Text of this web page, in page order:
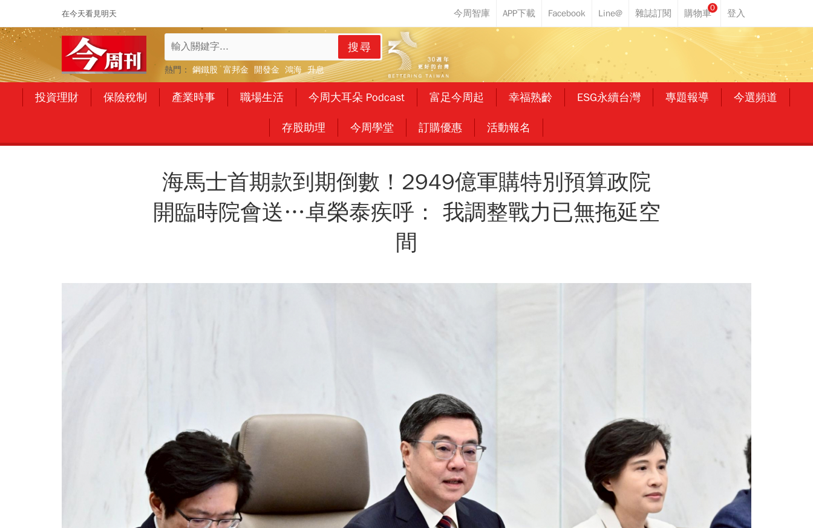
在今天看見明天
0
搜尋
熱門： 鋼鐵股 富邦金 開發金 鴻海 升息
投資理財 保險稅制 產業時事 職場生活 今周大耳朵 Podcast 富足今周起 幸福熟齡 ESG永續台灣 專題報導 今選頻道
存股助理 今周學堂 訂購優惠 活動報名
海馬士首期款到期倒數！2949億軍購特別預算政院
開臨時院會送…卓榮泰疾呼： 我調整戰力已無拖延空
間